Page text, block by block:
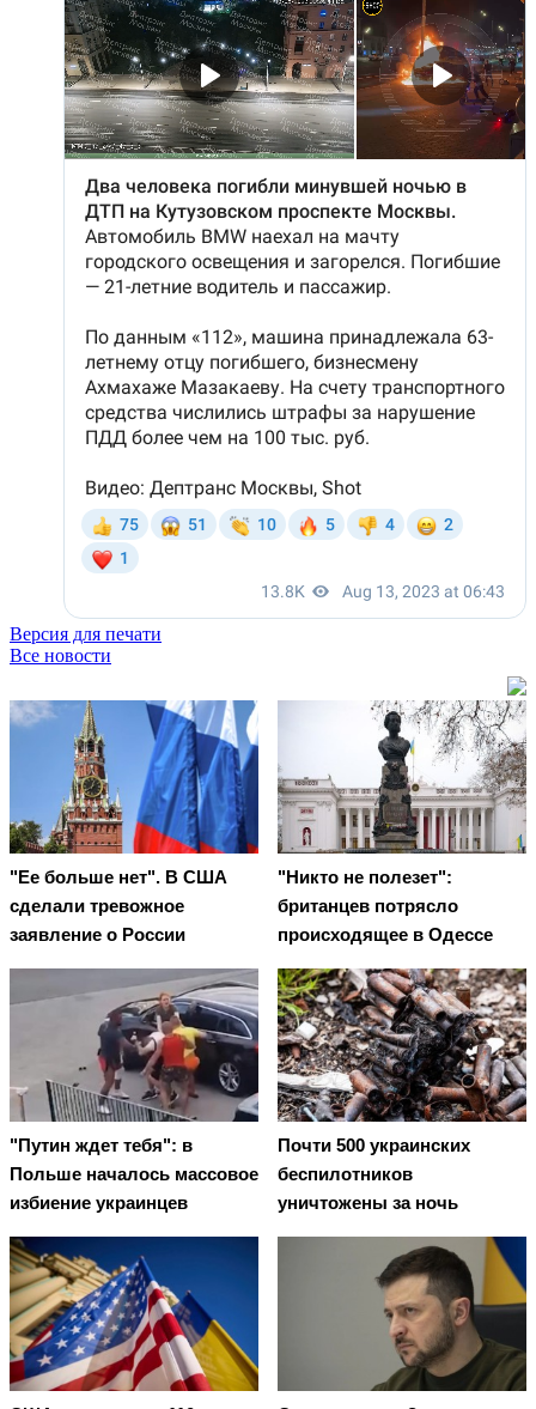
Версия для печати
Все новости
"Ее больше нет". В США
сделали тревожное
заявление о России
"Никто не полезет":
британцев потрясло
происходящее в Одессе
"Путин ждет тебя": в
Польше началось массовое
избиение украинцев
Почти 500 украинских
беспилотников
уничтожены за ночь